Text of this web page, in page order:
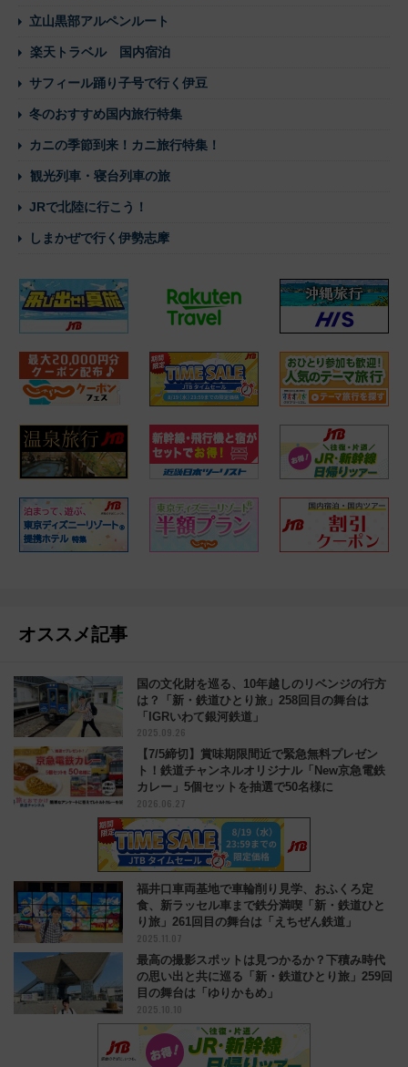
立山黒部アルペンルート
楽天トラベル 国内宿泊
サフィール踊り子号で行く伊豆
冬のおすすめ国内旅行特集
カニの季節到来！カニ旅行特集！
観光列車・寝台列車の旅
JRで北陸に行こう！
しまかぜで行く伊勢志摩
オススメ記事
国の文化財を巡る、10年越しのリベンジの行方
は？「新・鉄道ひとり旅」258回目の舞台は
「IGRいわて銀河鉄道」
2025.09.26
【7/5締切】賞味期限間近で緊急無料プレゼン
ト！鉄道チャンネルオリジナル「New京急電鉄
カレー」5個セットを抽選で50名様に
2026.06.27
福井口車両基地で車輪削り見学、おふくろ定
食、新ラッセル車まで鉄分満喫「新・鉄道ひと
り旅」261回目の舞台は「えちぜん鉄道」
2025.11.07
最高の撮影スポットは見つかるか？下積み時代
の思い出と共に巡る「新・鉄道ひとり旅」259回
目の舞台は「ゆりかもめ」
2025.10.10